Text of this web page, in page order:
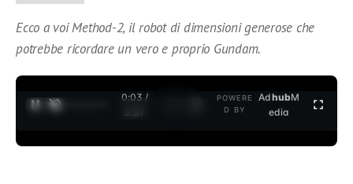
Ecco a voi Method-2, il robot di dimensioni generose che
potrebbe ricordare un vero e proprio Gundam.
0:03 /
3:37
POWERE
D BY
AdhubM
edia